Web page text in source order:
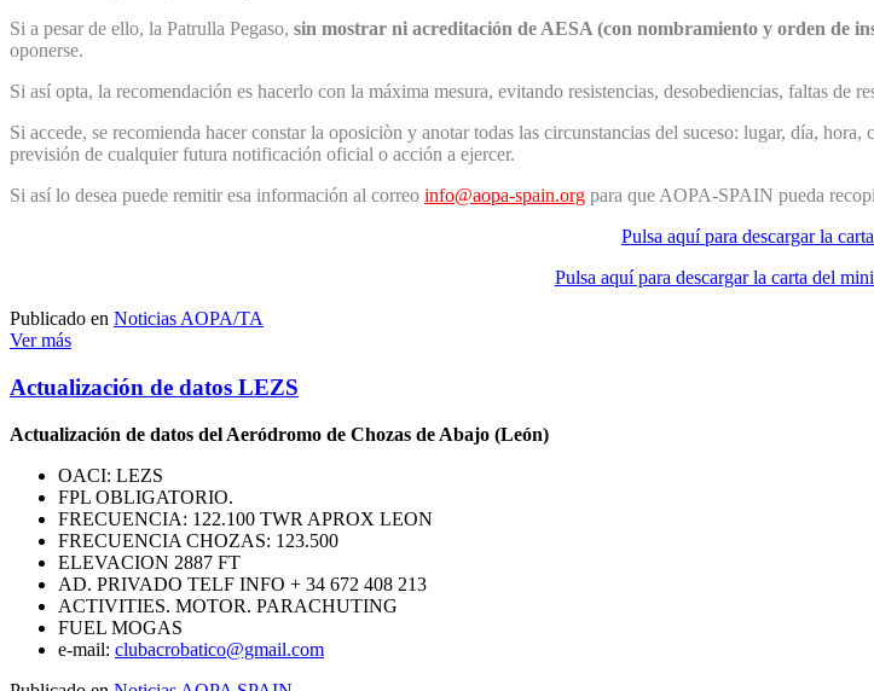
Si a pesar de ello, la Patrulla Pegaso, sin mostrar ni acreditación de AESA (con nombramiento y orden de
oponerse.
Si así opta, la recomendación es hacerlo con la máxima mesura, evitando resistencias, desobediencias, faltas de
Si accede, se recomienda hacer constar la oposiciòn y anotar todas las circunstancias del suceso: lugar, día,
previsión de cualquier futura notificación oficial o acción a ejercer.
Si así lo desea puede remitir esa información al correo info@aopa-spain.org para que AOPA-SPAIN pueda
Pulsa aquí para descargar la
Pulsa aquí para descargar la carta del
Publicado en Noticias AOPA/TA
Ver más
Actualización de datos LEZS
Actualización de datos del Aeródromo de Chozas de Abajo (León)
OACI: LEZS
FPL OBLIGATORIO.
FRECUENCIA: 122.100 TWR APROX LEON
FRECUENCIA CHOZAS: 123.500
ELEVACION 2887 FT
AD. PRIVADO TELF INFO + 34 672 408 213
ACTIVITIES. MOTOR. PARACHUTING
FUEL MOGAS
e-mail: clubacrobatico@gmail.com